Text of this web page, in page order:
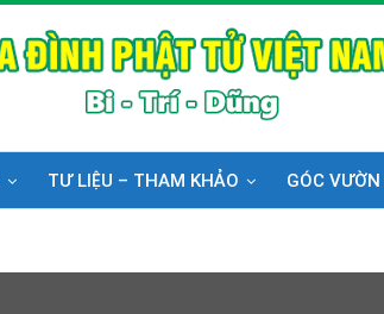
TƯ LIỆU – THAM KHẢO GÓC